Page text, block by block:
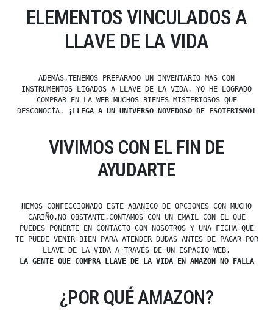
ELEMENTOS VINCULADOS A
LLAVE DE LA VIDA
ADEMÁS,TENEMOS PREPARADO UN INVENTARIO MÁS CON
INSTRUMENTOS LIGADOS A LLAVE DE LA VIDA. YO HE LOGRADO
COMPRAR EN LA WEB MUCHOS BIENES MISTERIOSOS QUE
DESCONOCÍA.
¡LLEGA A UN UNIVERSO NOVEDOSO DE ESOTERISMO!
VIVIMOS CON EL FIN DE
AYUDARTE
HEMOS CONFECCIONADO ESTE ABANICO DE OPCIONES CON MUCHO
CARIÑO,NO OBSTANTE,CONTAMOS CON UN EMAIL CON EL QUE
PUEDES PONERTE EN CONTACTO CON NOSOTROS Y UNA FICHA QUE
TE PUEDE VENIR BIEN PARA ATENDER DUDAS ANTES DE PAGAR POR
LLAVE DE LA VIDA A TRAVÉS DE UN ESPACIO WEB.
LA GENTE QUE COMPRA LLAVE DE LA VIDA EN AMAZON NO FALLA
¿POR QUÉ AMAZON?